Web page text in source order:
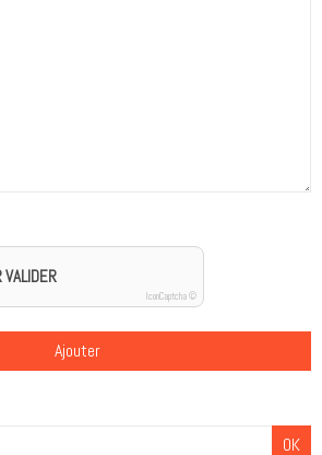
VALIDER
IconCaptcha ©
Ajouter
OK